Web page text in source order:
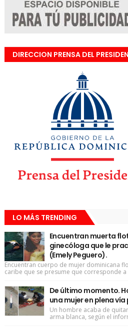
DIRECCION PRENSA DEL
LO MÁS TRENDING
Encuentran muerta
ginecóloga que le
(Emely Peguero).
Encuentran cuerpo de mujer dominicana
caribe que se presume que corresponde a
De último momento.
una mujer en plena
Un hombre acaba de
arma blanca, según el